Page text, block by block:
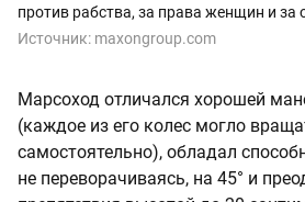
против рабства, за права женщин и за
Источник: maxongroup.com
Марсоход отличался хорошей
(каждое из его колес могло
самостоятельно), обладал
не переворачиваясь, на 45° и